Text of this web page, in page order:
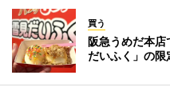
買う
阪急うめだ本
だいふく」の限